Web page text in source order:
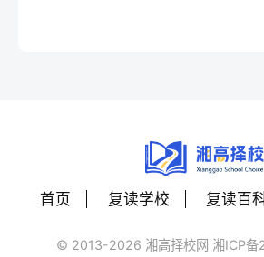
首页 复读学校 复读百
© 2013-2026 湘高择校网 湘ICP